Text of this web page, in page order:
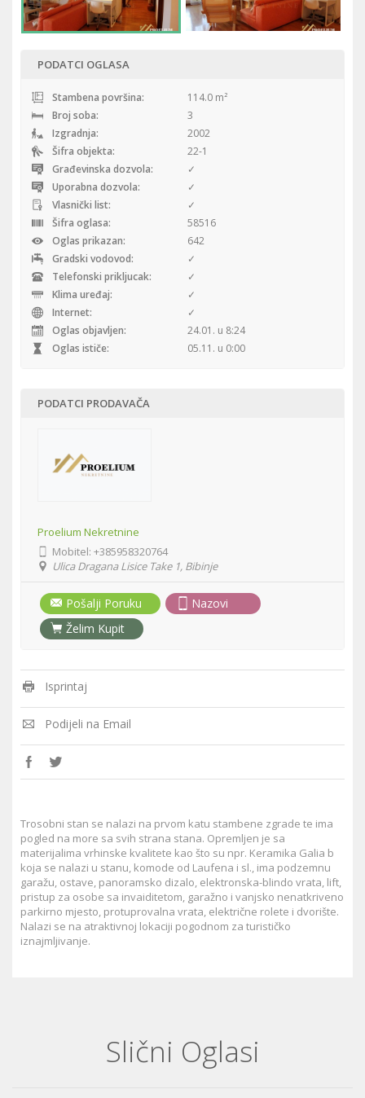
PODATCI OGLASA
Stambena površina:
114.0 m²
Broj soba:
3
Izgradnja:
2002
Šifra objekta:
22-1
Građevinska dozvola:
✓
Uporabna dozvola:
✓
Vlasnički list:
✓
Šifra oglasa:
58516
Oglas prikazan:
642
Gradski vodovod:
✓
Telefonski prikljucak:
✓
Klima uređaj:
✓
Internet:
✓
Oglas objavljen:
24.01. u 8:24
Oglas ističe:
05.11. u 0:00
PODATCI PRODAVAČA
Proelium Nekretnine
Mobitel:+385958320764
Ulica Dragana Lisice Take 1, Bibinje
Pošalji Poruku
Nazovi
Želim Kupit
Isprintaj
Podijeli na Email
Trosobni stan se nalazi na prvom katu stambene zgrade te ima
pogled na more sa svih strana stana. Opremljen je sa
materijalima vrhinske kvalitete kao što su npr. Keramika Galia b
koja se nalazi u stanu, komode od Laufena i sl., ima podzemnu
garažu, ostave, panoramsko dizalo, elektronska-blindo vrata, lift,
pristup za osobe sa invaiditetom, garažno i vanjsko nenatkriveno
parkirno mjesto, protuprovalna vrata, električne rolete i dvorište.
Nalazi se na atraktivnoj lokaciji pogodnom za turističko
iznajmljivanje.
Slični Oglasi